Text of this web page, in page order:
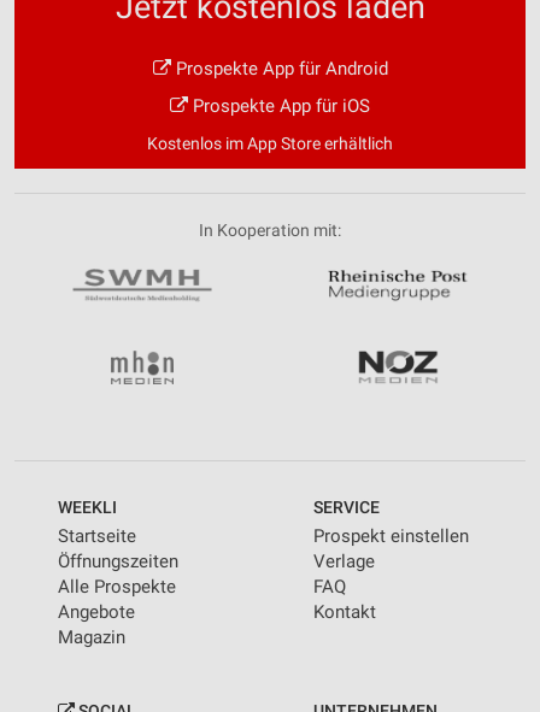
Prospekte App für Android
Prospekte App für iOS
Kostenlos im App Store erhältlich
In Kooperation mit:
WEEKLI
Startseite
Öffnungszeiten
Alle Prospekte
Angebote
Magazin
SERVICE
Prospekt einstellen
Verlage
FAQ
Kontakt